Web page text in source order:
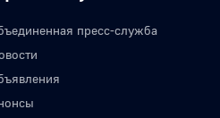
пресс-служба